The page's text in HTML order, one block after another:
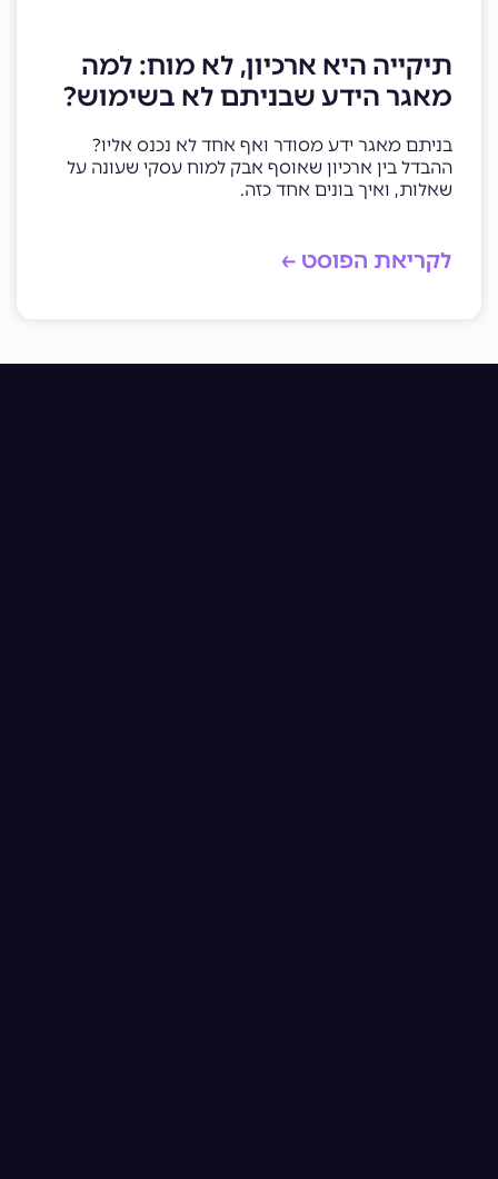
תיקייה היא ארכיון, לא מוח: למה
מאגר הידע שבניתם לא בשימוש?
בניתם מאגר ידע מסודר ואף אחד לא נכנס אליו?
ההבדל בין ארכיון שאוסף אבק למוח עסקי שעונה על
שאלות, ואיך בונים אחד כזה.
לקריאת הפוסט ←